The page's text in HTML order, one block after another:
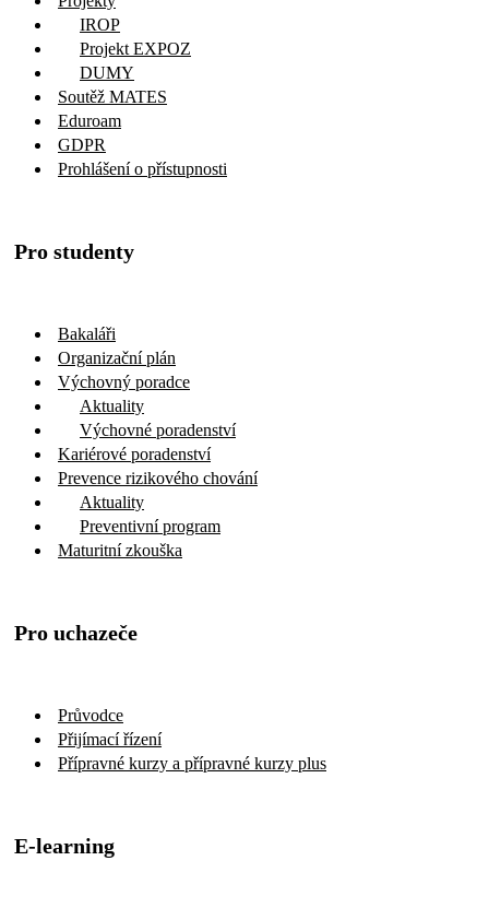
IROP
Projekt EXPOZ
DUMY
Soutěž MATES
Eduroam
GDPR
Prohlášení o přístupnosti
Pro studenty
Bakaláři
Organizační plán
Výchovný poradce
Aktuality
Výchovné poradenství
Kariérové poradenství
Prevence rizikového chování
Aktuality
Preventivní program
Maturitní zkouška
Pro uchazeče
Průvodce
Přijímací řízení
Přípravné kurzy a přípravné kurzy plus
E-learning